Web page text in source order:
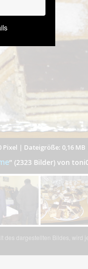
Pixel | Dateigröße: 0,16 MB
” (2323 Bilder) von
dargestellten Bildes, wird